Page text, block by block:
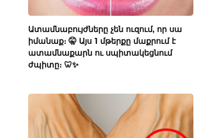
Ատամնաբույժները չեն ուզում, որ սա
իմանաք։ 🤫 Այս 1 մթերքը մաքրում է
ատամնաքարն ու սպիտակեցնում
ժպիտը։ 🦷✨